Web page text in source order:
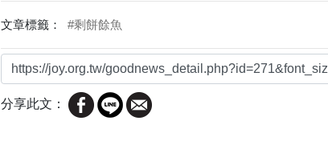
文章標籤：#剩餅餘魚
分享此文：